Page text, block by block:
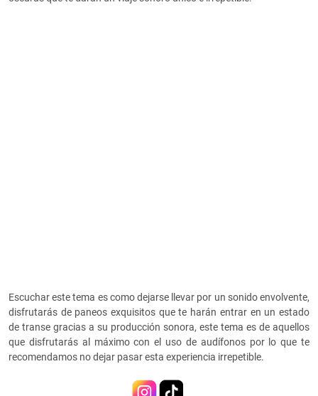
Escuchar este tema es como dejarse llevar por un sonido envolvente,
disfrutarás de paneos exquisitos que te harán entrar en un estado
de transe gracias a su producción sonora, este tema es de aquellos
que disfrutarás al máximo con el uso de audífonos por lo que te
recomendamos no dejar pasar esta experiencia irrepetible.